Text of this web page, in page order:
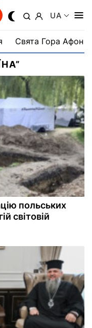
UA
Свята Гора Афон
польських
світовій